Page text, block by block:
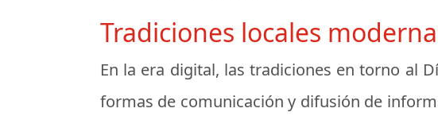
Tradiciones locales
En la era digital, las tradiciones en torno al
formas de comunicación y difusión de